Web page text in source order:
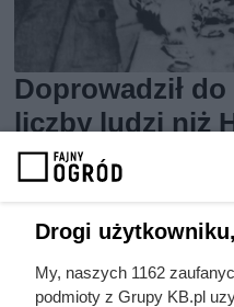
Doprowadził
liczby ludzi niż
razem wzięci.
jako bohatera
Drogi użytkowniku,
My, naszych 1162
podmioty z Grupy KB.pl